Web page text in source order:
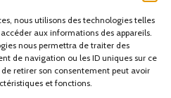
nous utilisons des technologies telles
aux informations des appareils.
nous permettra de traiter des
de navigation ou les ID uniques sur ce
retirer son consentement peut avoir
et fonctions.